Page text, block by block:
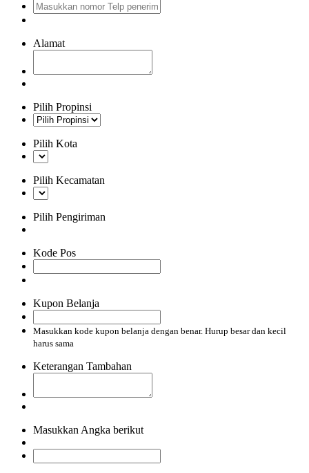
Alamat
Pilih Propinsi
Pilih Kota
Pilih Kecamatan
Pilih Pengiriman
Kode Pos
Kupon Belanja
Masukkan kode kupon belanja dengan benar. Hurup besar dan kecil
harus sama
Keterangan Tambahan
Masukkan Angka berikut